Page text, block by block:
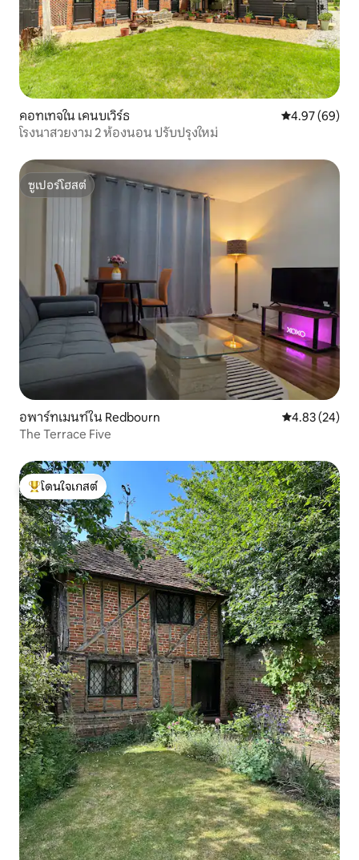
คอทเทจใน เคนบเวิร์ธ คะแนนเฉลี่ย
4.97 (69)
โรงนาสวยงาม 2 ห้องนอน ปรับปรุงใหม่
ซูเปอร์โฮสต์
ซูเปอร์โฮสต์
อพาร์ทเมนท์ใน Redbourn คะแนนเฉลี่ย
4.83 (24)
The Terrace Five
โดนใจเกสต์ที่สุด
โดนใจเกสต์